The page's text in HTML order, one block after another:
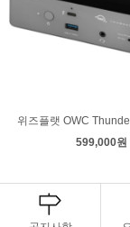
위즈플랫 OWC
599,000원